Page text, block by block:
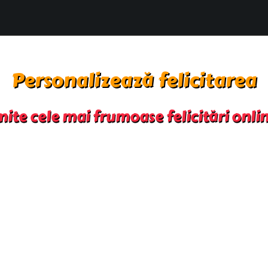
Personalizează felicitarea
cele mai frumoase felicitări